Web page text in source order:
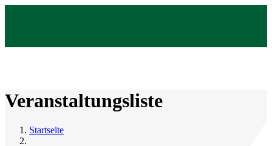
Veranstaltungsliste
Startseite